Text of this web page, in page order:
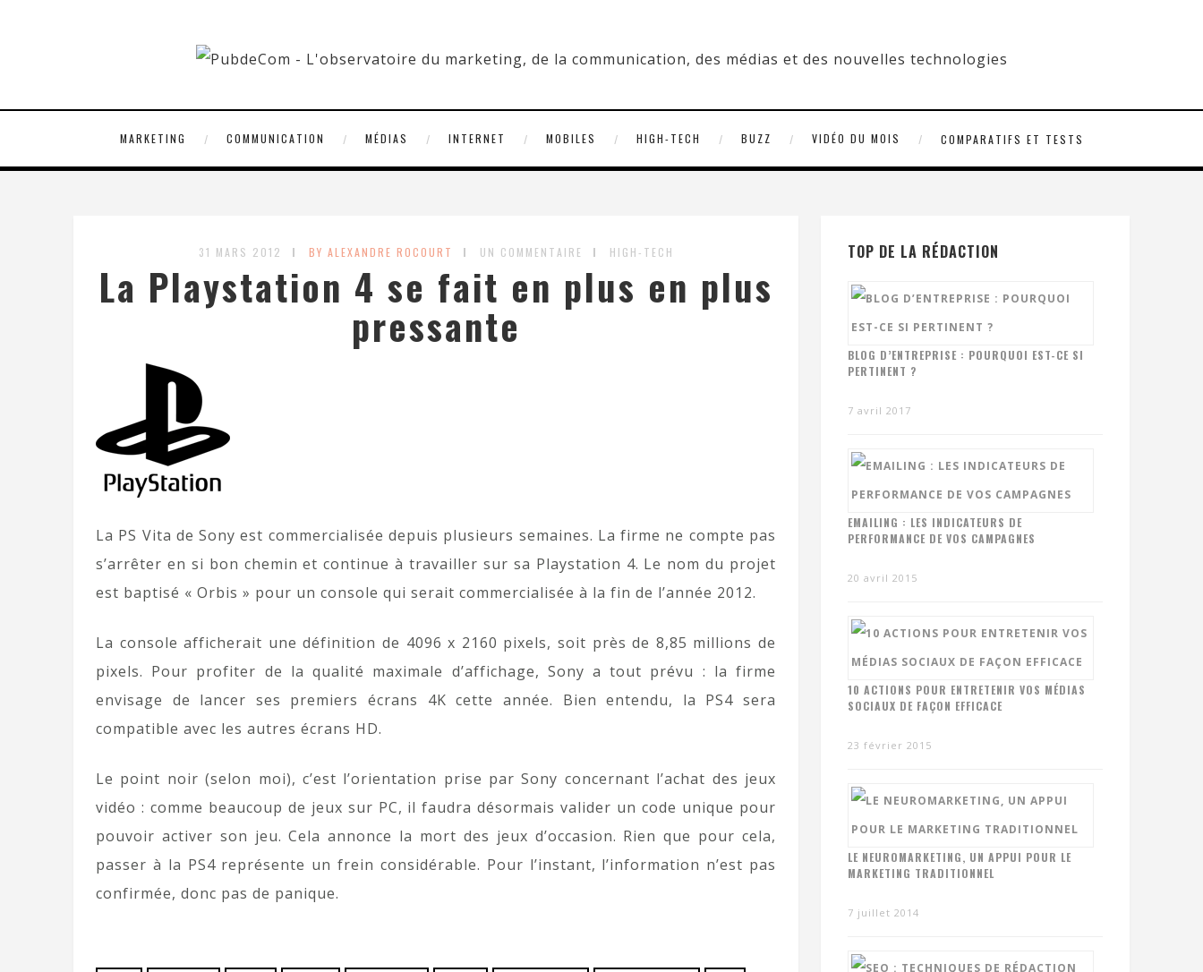
MARKETING COMMUNICATION MÉDIAS INTERNET MOBILES HIGH-TECH BUZZ VIDÉO DU MOIS COMPARATIFS ET TESTS
31 MARS 2012 BY ALEXANDRE ROCOURT UN COMMENTAIRE HIGH-TECH
La Playstation 4 se fait en plus en plus
pressante
La PS Vita de Sony est commercialisée depuis plusieurs semaines. La firme ne compte pas
s’arrêter en si bon chemin et continue à travailler sur sa Playstation 4. Le nom du projet
est baptisé « Orbis » pour un console qui serait commercialisée à la fin de l’année 2012.
La console afficherait une définition de 4096 x 2160 pixels, soit près de 8,85 millions de
pixels. Pour profiter de la qualité maximale d’affichage, Sony a tout prévu : la firme
envisage de lancer ses premiers écrans 4K cette année. Bien entendu, la PS4 sera
compatible avec les autres écrans HD.
Le point noir (selon moi), c’est l’orientation prise par Sony concernant l’achat des jeux
vidéo : comme beaucoup de jeux sur PC, il faudra désormais valider un code unique pour
pouvoir activer son jeu. Cela annonce la mort des jeux d’occasion. Rien que pour cela,
passer à la PS4 représente un frein considérable. Pour l’instant, l’information n’est pas
confirmée, donc pas de panique.
TOP DE LA RÉDACTION
BLOG D’ENTREPRISE : POURQUOI EST-CE SI
PERTINENT ?
7 avril 2017
EMAILING : LES INDICATEURS DE
PERFORMANCE DE VOS CAMPAGNES
20 avril 2015
10 ACTIONS POUR ENTRETENIR VOS MÉDIAS
SOCIAUX DE FAÇON EFFICACE
23 février 2015
LE NEUROMARKETING, UN APPUI POUR LE
MARKETING TRADITIONNEL
7 juillet 2014